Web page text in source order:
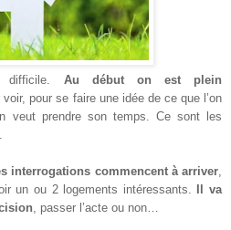
difficile. Au début on est plein
voir, pour se faire une idée de ce que l’on
veut prendre son temps. Ce sont les
interrogations commencent à arriver
un ou 2 logements intéressants. Il va
, passer l’acte ou non…